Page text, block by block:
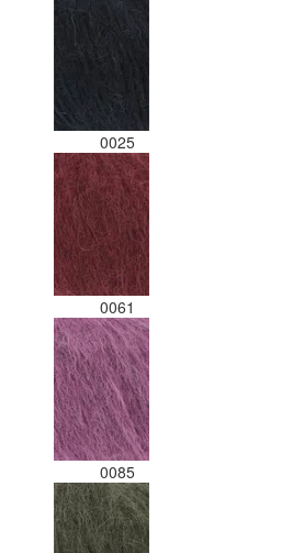
0025
0061
0085